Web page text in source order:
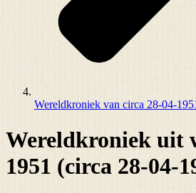
Wereldkroniek van circa 28-04-
Wereldkroniek uit
1951 (circa 28-04-